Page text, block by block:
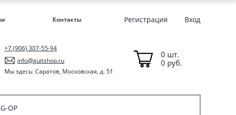
Контакты Регистрация Вход
+7 (906) 307-55-94
info@guitshop.ru
Мы здесь: Саратов, Московская, д. 51
0 шт.
0 руб.
OP